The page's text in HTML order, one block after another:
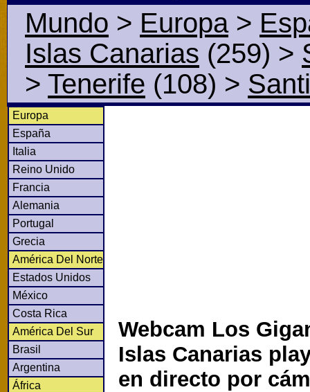
Mundo > Europa>
Islas Canarias (259) >
> Tenerife (108) >
Europa
España
Italia
Reino Unido
Francia
Alemania
Portugal
Grecia
América Del Norte
Estados Unidos
México
Costa Rica
América Del Sur
Brasil
Argentina
África
Webcam Los
Islas Canarias
en directo por